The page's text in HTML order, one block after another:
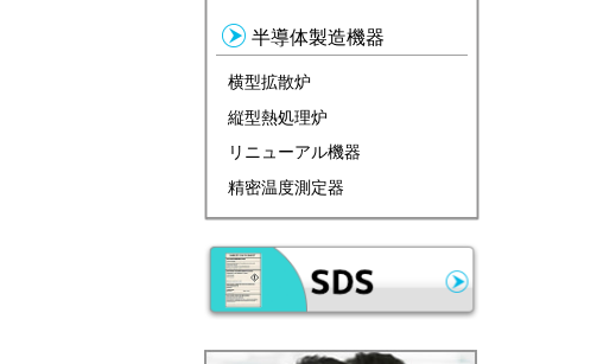
半導体製造機器
横型拡散炉
縦型熱処理炉
リニューアル機器
精密温度測定器